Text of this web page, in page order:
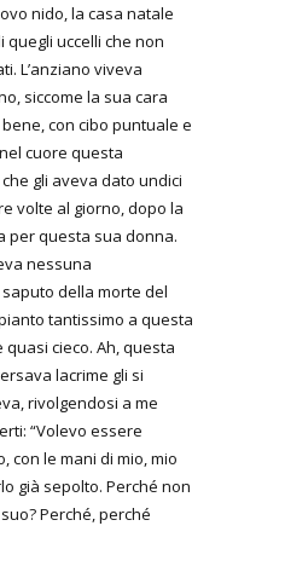
nido, la casa natale
quegli uccelli che non
L’anziano viveva
siccome la sua cara
con cibo puntuale e
cuore questa
gli aveva dato undici
volte al giorno, dopo la
per questa sua donna.
nessuna
della morte del
tantissimo a questa
cieco. Ah, questa
lacrime gli si
rivolgendosi a me
“Volevo essere
con le mani di mio, mio
già sepolto. Perché non
Perché, perché